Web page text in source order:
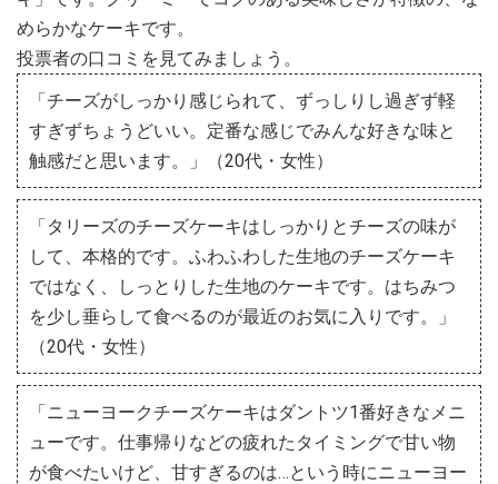
めらかなケーキです。
投票者の口コミを見てみましょう。
「チーズがしっかり感じられて、ずっしりし過ぎず軽
すぎずちょうどいい。定番な感じでみんな好きな味と
触感だと思います。」（20代・女性）
「タリーズのチーズケーキはしっかりとチーズの味が
して、本格的です。ふわふわした生地のチーズケーキ
ではなく、しっとりした生地のケーキです。はちみつ
を少し垂らして食べるのが最近のお気に入りです。」
（20代・女性）
「ニューヨークチーズケーキはダントツ1番好きなメニ
ューです。仕事帰りなどの疲れたタイミングで甘い物
が食べたいけど、甘すぎるのは…という時にニューヨー